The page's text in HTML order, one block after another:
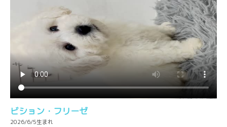
ビション・フリーゼ
2026/6/5生まれ